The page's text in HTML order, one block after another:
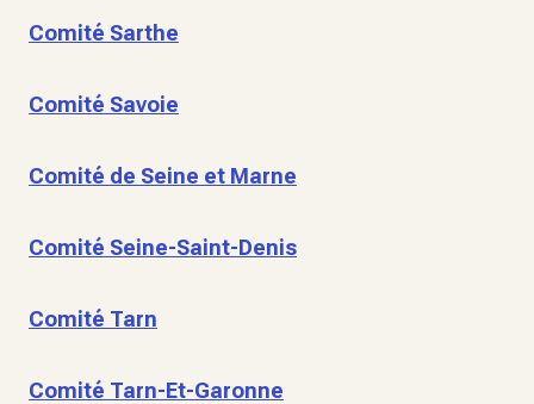
Comité Sarthe
Comité Savoie
Comité de Seine et Marne
Comité Seine-Saint-Denis
Comité Tarn
Comité Tarn-Et-Garonne